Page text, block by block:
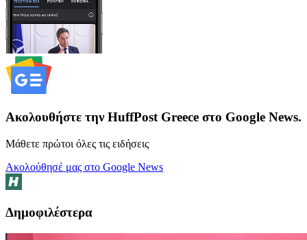
Ακολουθήστε την HuffPost Greece στο Google News.
Μάθετε πρώτοι όλες τις ειδήσεις
Ακολούθησέ μας στο Google News
Δημοφιλέστερα